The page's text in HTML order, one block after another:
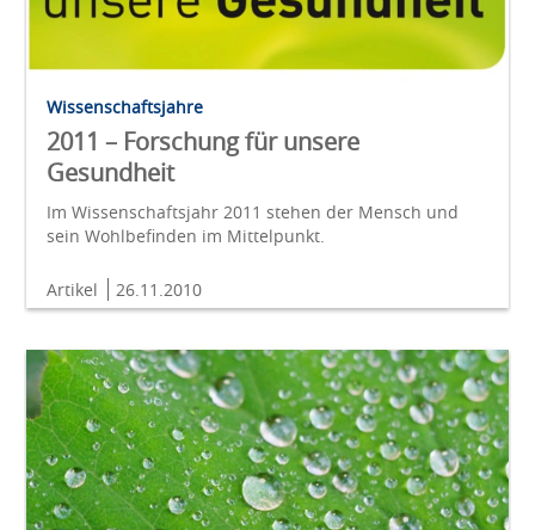
Wissenschaftsjahre
2011 – Forschung für unsere
Gesundheit
Im Wissenschaftsjahr 2011 stehen der Mensch und
sein Wohlbefinden im Mittelpunkt.
Artikel 26.11.2010